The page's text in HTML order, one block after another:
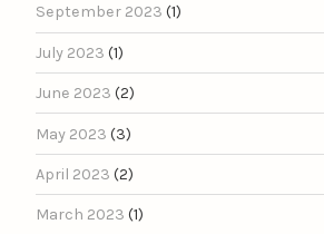
September 2023 (1)
July 2023 (1)
June 2023 (2)
May 2023 (3)
April 2023 (2)
March 2023 (1)